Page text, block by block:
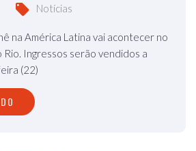
Notícias
na América Latina vai acontecer no
Rio. Ingressos serão vendidos a
(22)